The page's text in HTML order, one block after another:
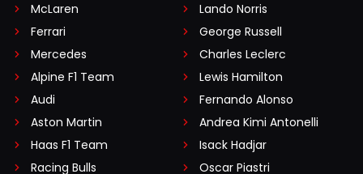
McLaren
Ferrari
Mercedes
Alpine F1 Team
Audi
Aston Martin
Haas F1 Team
Racing Bulls
Lando Norris
George Russell
Charles Leclerc
Lewis Hamilton
Fernando Alonso
Andrea Kimi Antonelli
Isack Hadjar
Oscar Piastri